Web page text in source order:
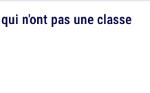
n'ont pas une classe